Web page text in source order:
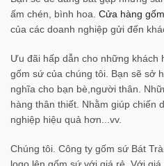
ấm chén, bình hoa. Cửa hàng
của các doanh nghiệp gửi đến
Ưu đãi hấp dẫn cho những khách
gốm sứ của chúng tôi. Bạn sẽ sở
nghĩa cho bạn bè,người thân.
hàng thân thiết. Nhằm giúp chiến
nghiệp hiệu quả hơn...vv.
Chúng tôi. Công ty gốm sứ Bát